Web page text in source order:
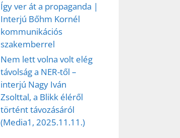
Így ver át a propaganda |
Interjú Bőhm Kornél
kommunikációs
szakemberrel
Nem lett volna volt elég
távolság a NER-től –
interjú Nagy Iván
Zsolttal, a Blikk éléről
történt távozásáról
(Media1, 2025.11.11.)